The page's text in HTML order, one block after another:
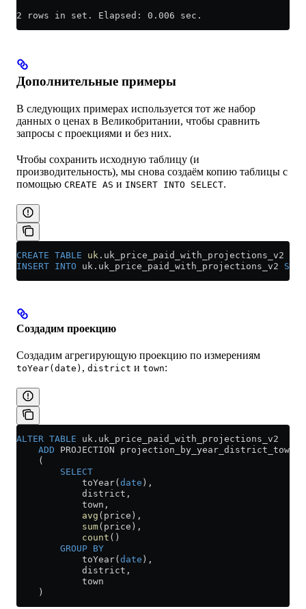
2 rows in set. Elapsed: 0.006 sec.
Дополнительные примеры
В следующих примерах используется тот же набор
данных о ценах в Великобритании, чтобы сравнить
запросы с проекциями и без них.
Чтобы сохранить исходную таблицу (и
производительность), мы снова создаём копию таблицы с
помощью CREATE AS и INSERT INTO SELECT.
CREATE TABLE uk .uk_price_paid_with_projections_v2
INSERT INTO uk . uk_price_paid_with_projections_v2
Создадим проекцию
Создадим агрегирующую проекцию по измерениям
toYear(date) , district и town:
ALTER TABLE uk . uk_price_paid_with_projections_v2
    ADD
PROJECTION projection_by_year_district_town
    (
        SELECT
            toYear(
date ),
            district,
            town,
            avg
(price),
            sum
(price),
            count
()
        GROUP BY
            toYear(
date ),
            district,
            town
    )